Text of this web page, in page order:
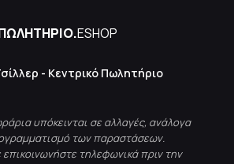
ESHOP
- Κεντρικό Πωλητήριο
υπόκεινται σε αλλαγές, ανάλογα
των παραστάσεων.
τηλεφωνικά πριν την